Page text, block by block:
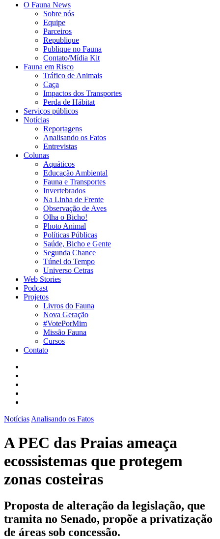
O Fauna News
Sobre nós
Equipe
Parceiros
Republique
Publique no Fauna
Contato/Mídia Kit
Fauna em Risco
Tráfico de Animais
Caça
Impactos dos Transportes
Perda de Hábitat
Serviços públicos
Notícias
Reportagens
Analisando os Fatos
Entrevistas
Colunas
Aquáticos
Educação Ambiental
Fauna e Transportes
Invertebrados
Na Linha de Frente
Observação de Aves
Olha o Bicho!
Photo Animal
Políticas Públicas
Saúde, Bicho e Gente
Segunda Chance
Túnel do Tempo
Universo Cetras
Web Stories
Podcast
Projetos
Livros do Fauna
Nova Geração
#VotePorMim
Missão Fauna
Cursos
Contato
Notícias Analisando os Fatos
A PEC das Praias ameaça
ecossistemas que protegem
zonas costeiras
Proposta de alteração da legislação, que
tramita no Senado, propõe a privatização
de áreas sob concessão.